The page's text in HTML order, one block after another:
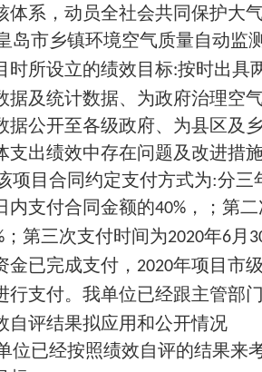
体系，动员全社会共同保护大
岛市乡镇环境空气质量自动监
时所设立的绩效目标:按时出具
据及统计数据、为政府治理空
据公开至各级政府、为县区及
支出绩效中存在问题及改进措
项目合同约定支付方式为:分三
内支付合同金额的40% ，；第
；第三次支付时间为2020年6 月
金已完成支付， 2020年项目市
行支付。我单位已经跟主管部
自评结果拟应用和公开情况
位已经按照绩效自评的结果来